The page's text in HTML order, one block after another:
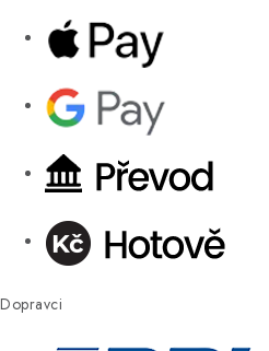
Dopravci